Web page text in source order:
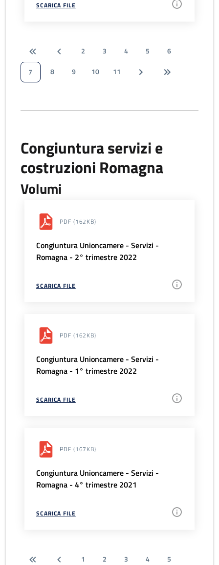
SCARICA FILE
2 3 4 5
6
7
8 9 10 11
Congiuntura servizi e
costruzioni Romagna
Volumi
PDF (162KB)
Congiuntura Unioncamere - Servizi -
Romagna - 2° trimestre 2022
SCARICA FILE
PDF (162KB)
Congiuntura Unioncamere - Servizi -
Romagna - 1° trimestre 2022
SCARICA FILE
PDF (167KB)
Congiuntura Unioncamere - Servizi -
Romagna - 4° trimestre 2021
SCARICA FILE
1 2 3 4
5